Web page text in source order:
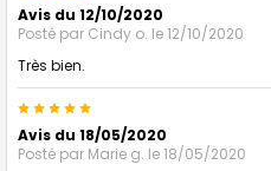
Avis du 12/10/2020
Posté par Cindy o. le 12/10/2020
Très bien.
5
Avis du 18/05/2020
Posté par Marie g. le 18/05/2020